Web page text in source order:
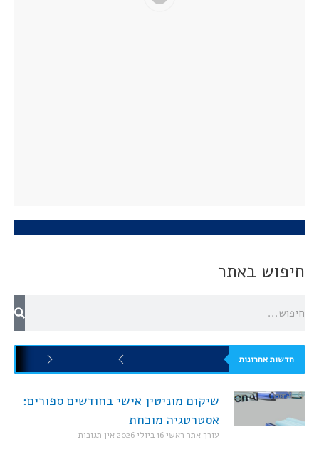
חיפוש באתר
חדשות אחרונות
שיקום מוניטין אישי בחודשים ספורים:
אסטרטגיה מוכחת
עורך אתר ראשי16 ביולי 2026 אין תגובות